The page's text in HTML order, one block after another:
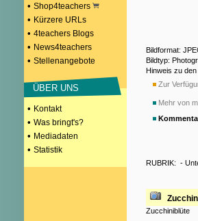
• Shop4teachers
• Kürzere URLs
• 4teachers Blogs
• News4teachers
• Stellenangebote
ÜBER UNS
• Kontakt
• Was bringt's?
• Mediadaten
• Statistik
Bildformat:
Bildtyp:
Hinweis zu den
Zur
Mehr von
RUBRIK: -
Zucchiniblüte